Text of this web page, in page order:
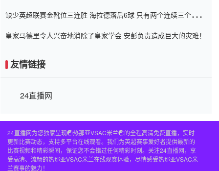
缺少英超联赛金靴位三连胜 海拉德落后6球 只有两个连续三个连续
皇家马德里令人兴奋地消除了皇家学会 安彭负责造成巨大的灾难！
友情链接
24直播网
24直播网为您独家呈现☯️热那亚VSAC米兰☯️的全程高清免费直播，实时
更新比赛动态，支持多平台在线观看。我们为英超赛事爱好者提供最新的
比赛视频和精彩瞬间，保证您不会错过任何精彩时刻。关注24直播网，享
受高清、流畅的热那亚VSAC米兰在线观赛体验，尽情感受热那亚VSAC米
兰赛事的魅力！